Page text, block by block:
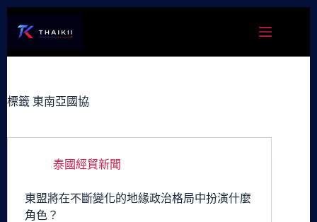
容
標籤 東南亞國協
泰國經貿新聞
東盟將在不斷變化的地緣政治格局中扮演什麼
角色？